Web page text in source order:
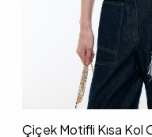
Çiçek Motifli Kısa Kol